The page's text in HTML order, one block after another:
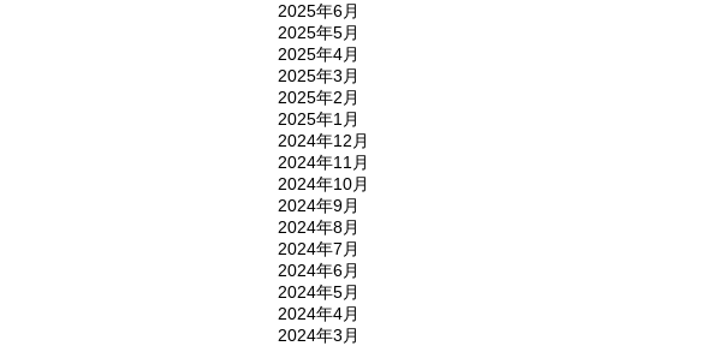
2025年6月
2025年5月
2025年4月
2025年3月
2025年2月
2025年1月
2024年12月
2024年11月
2024年10月
2024年9月
2024年8月
2024年7月
2024年6月
2024年5月
2024年4月
2024年3月